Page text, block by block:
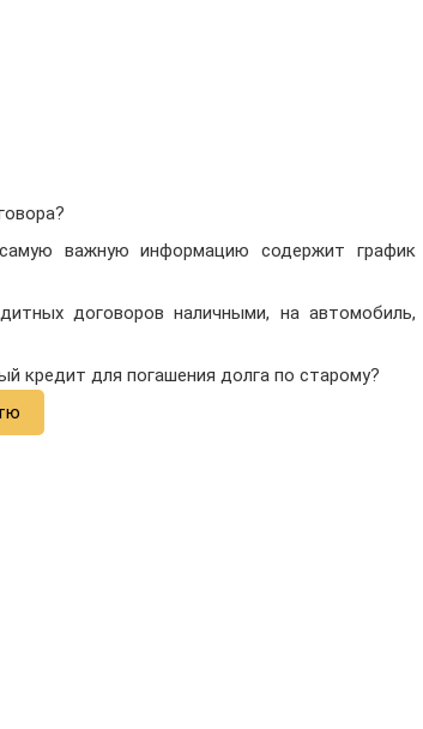
важную информацию содержит график
договоров наличными, на автомобиль,
кредит для погашения долга по старому?